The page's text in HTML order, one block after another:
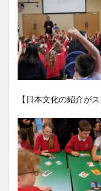
【日本文化の紹介がス